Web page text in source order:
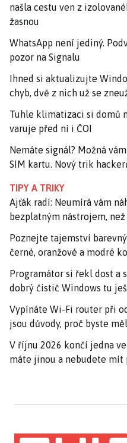
našla cestu ven z
žasnou
WhatsApp není jediný.
pozor na Signalu
Ihned si aktualizujte
chyb, dvě z nich už se
Tuhle klimatizaci si domů
varuje před ní i ČOI
Nemáte signál? Možná
SIM kartu. Nový trik
TIPY A TRIKY
Ajťák radí: Neumírá vám
bezplatným nástrojem,
Poznejte tajemství
černé, oranžové a modré
Programátor si řekl dost a
dobrý čistič Windows tu
Vypínáte Wi-Fi router při
jsou důvody, proč byste
V říjnu 2026 končí jedna
máte jinou a nebudete mít